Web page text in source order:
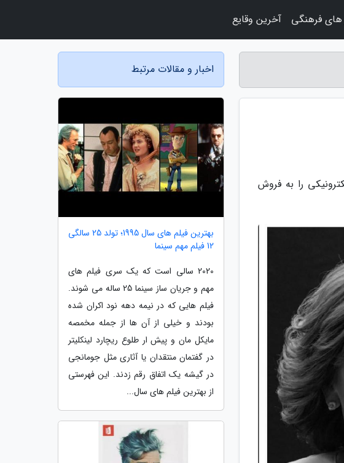
را به فروش
اخبار و مقالات مرتبط
بهترین فیلم های سال 1995؛ تولد 25 سالگی
12 فیلم مهم سینما
2020 سالی است که یک سری فیلم های
مهم و جریان ساز سینما 25 ساله می شوند.
فیلم هایی که در نیمه دهه نود اکران شده
بودند و خیلی از آن ها از جمله مخمصه
مایکل مان و پیش ار طلوع ریچارد لینکلیتر
در گفتمان منتقدان یا آثاری مثل جومانجی
در گیشه یک اتفاق رقم زدند. این فهرستی
از بهترین فیلم های سال...
های فرهنگی آخرین وقایع